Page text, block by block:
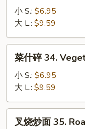
34.
Vegetable
Chow
Mein
小 S.: $6.95
大 L.: $9.59
菜
34.
Vegetable
Chop
Suey
菜什碎 34.
小 S.: $6.95
大 L.: $9.59
叉
叉烧炒面 35.